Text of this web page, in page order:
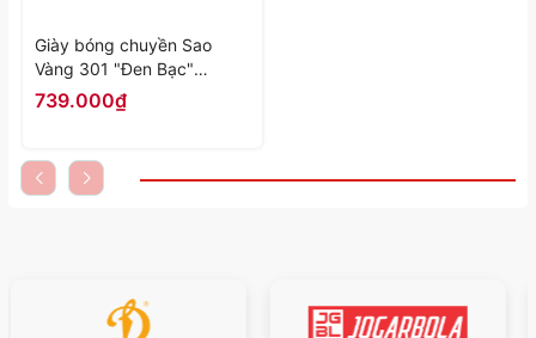
Giày bóng chuyền Sao
Vàng 301 "Đen Bạc"
SV301-20 - Hàng Chính
739.000₫